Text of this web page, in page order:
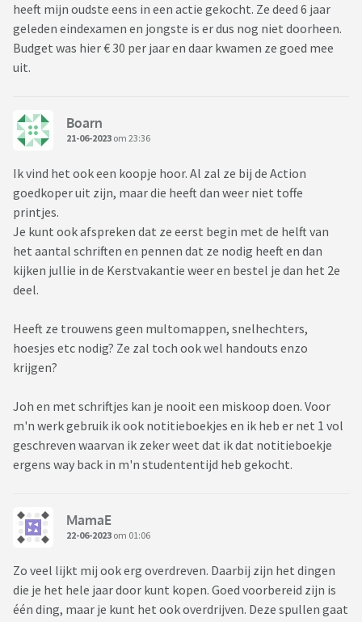
heeft mijn oudste eens in een actie gekocht. Ze deed 6 jaar
geleden eindexamen en jongste is er dus nog niet doorheen.
Budget was hier € 30 per jaar en daar kwamen ze goed mee
uit.
Boarn
21-06-2023 om 23:36
Ik vind het ook een koopje hoor. Al zal ze bij de Action
goedkoper uit zijn, maar die heeft dan weer niet toffe
printjes.
Je kunt ook afspreken dat ze eerst begin met de helft van
het aantal schriften en pennen dat ze nodig heeft en dan
kijken jullie in de Kerstvakantie weer en bestel je dan het 2e
deel.
Heeft ze trouwens geen multomappen, snelhechters,
hoesjes etc nodig? Ze zal toch ook wel handouts enzo
krijgen?
Joh en met schriftjes kan je nooit een miskoop doen. Voor
m'n werk gebruik ik ook notitieboekjes en ik heb er net 1 vol
geschreven waarvan ik zeker weet dat ik dat notitieboekje
ergens way back in m'n studententijd heb gekocht.
MamaE
22-06-2023 om 01:06
Zo veel lijkt mij ook erg overdreven. Daarbij zijn het dingen
die je het hele jaar door kunt kopen. Goed voorbereid zijn is
één ding, maar je kunt het ook overdrijven. Deze spullen gaat